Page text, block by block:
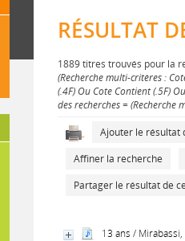
RÉSULTAT
1889 titres trouvés pour la
(Recherche multi-critères :
(.4F) Ou Cote Contient (.5F)
des recherches = (Recherche
Ajouter le résultat
Affiner la recherche
Partager le résultat de
13 ans /